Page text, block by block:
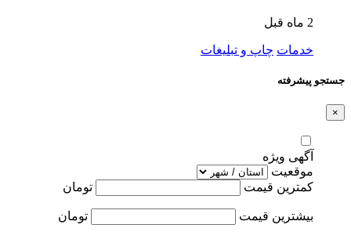
2 ماه قبل
خدمات چاپ و تبلیغات
جستجو پیشرفته
×
آگهی ویژه
موقعیت
کمترین قیمت
تومان
بیشترین قیمت تومان